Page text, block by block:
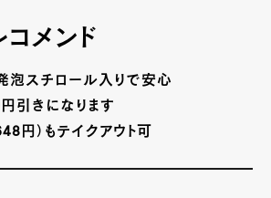
メンド
泡スチロール入りで安心
円引きになります
円）もテイクアウト可